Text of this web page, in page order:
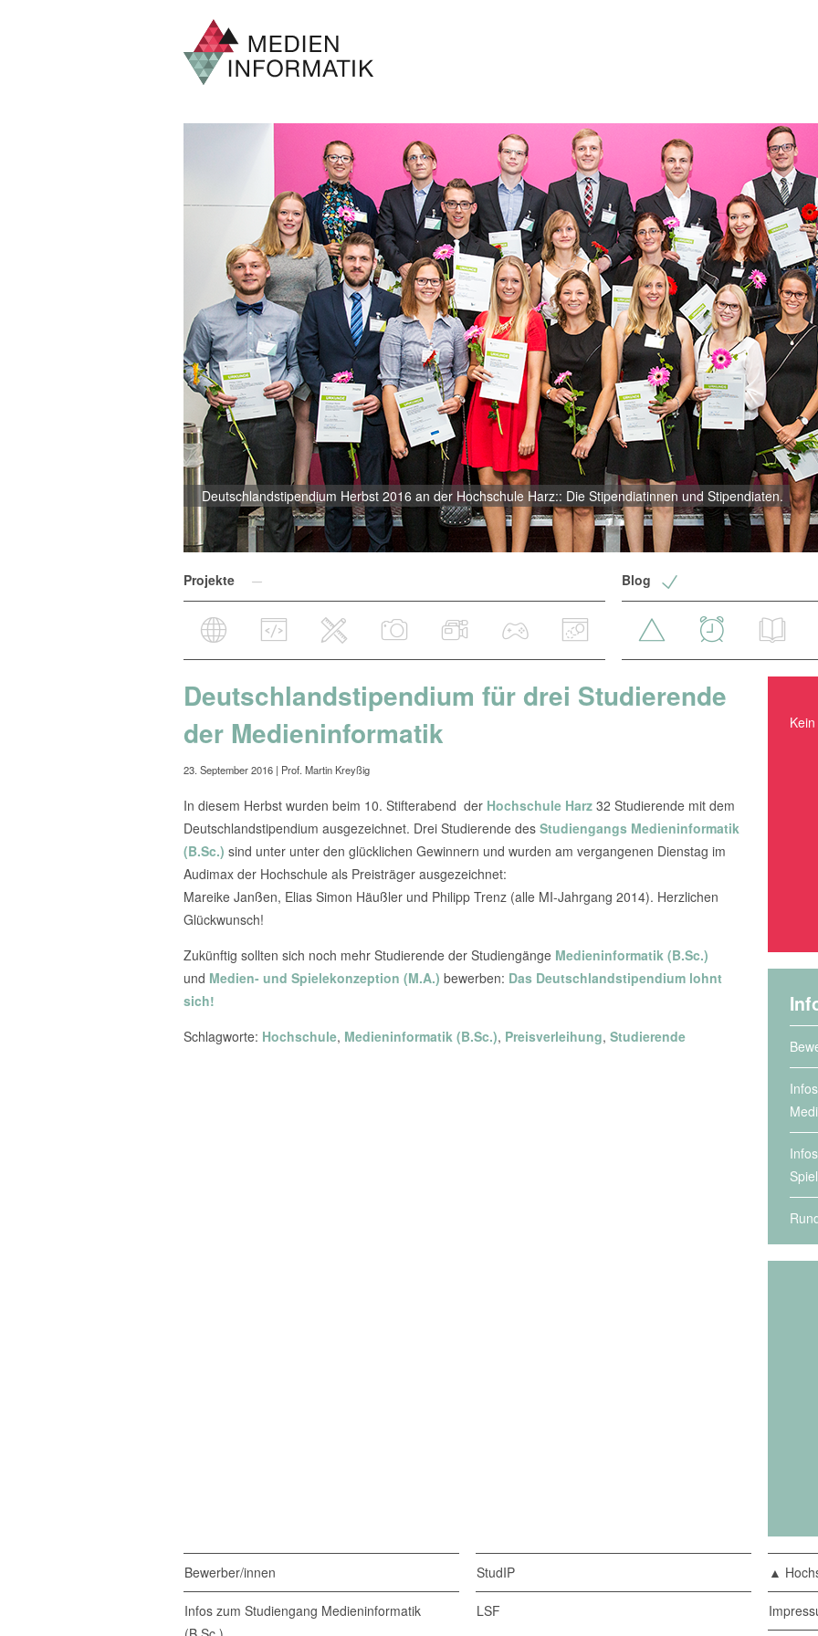
Deutschlandstipendium Herbst 2016 an der Hochschule Harz:: Die Stipendiatinnen und Stipendiaten.
Projekte Blog
Deutschlandstipendium für drei Studierende
der Medieninformatik
23. September 2016 | Prof. Martin Kreyßig
In diesem Herbst wurden beim 10. Stifterabend der Hochschule Harz 32 Studierende mit dem
Deutschlandstipendium ausgezeichnet. Drei Studierende des Studiengangs Medieninformatik
(B.Sc.) sind unter unter den glücklichen Gewinnern und wurden am vergangenen Dienstag im
Audimax der Hochschule als Preisträger ausgezeichnet:
Mareike Janßen, Elias Simon Häußler und Philipp Trenz (alle MI-Jahrgang 2014). Herzlichen
Glückwunsch!
Zukünftig sollten sich noch mehr Studierende der Studiengänge Medieninformatik (B.Sc.)
und Medien- und Spielekonzeption (M.A.) bewerben: Das Deutschlandstipendium lohnt
sich!
Schlagworte: Hochschule, Medieninformatik (B.Sc.), Preisverleihung, Studierende
Bewerber/innen
Infos zum Studiengang Medieninformatik
StudIP
LSF
▲